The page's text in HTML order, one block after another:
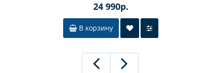
24 990р.
В корзину